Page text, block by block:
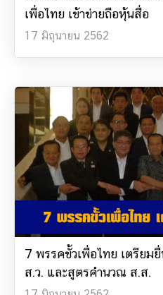
เพื่อไทย เข้าข่ายถือหุ้นสื่อ
17 มิถุนายน 2562
7 พรรคขั้วเพื่อไทย เตรีย
ส.ว. และสูตรคำนวณ ส.ส.